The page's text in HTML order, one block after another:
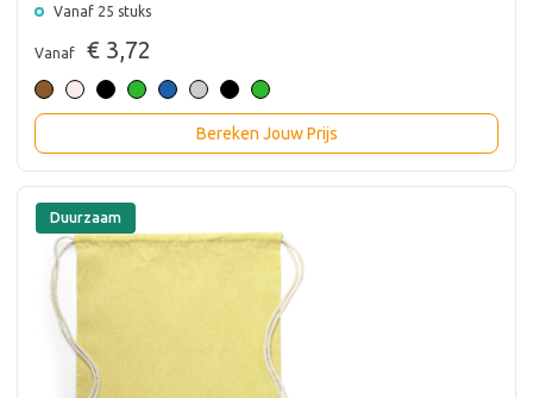
Vanaf 25 stuks
Vanaf € 3,72
Bereken Jouw Prijs
Duurzaam